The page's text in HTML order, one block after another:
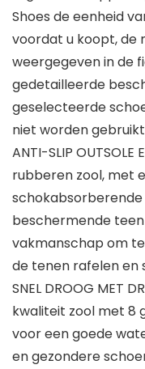
Shoes de eenheid
voordat u koopt, de
weergegeven in de
gedetailleerde
geselecteerde
niet worden
ANTI-SLIP OUTSOLE
rubberen zool, met
beschermende
vakmanschap om
de tenen rafelen en
SNEL DROOG MET
kwaliteit zool met 8
voor een goede
en gezondere